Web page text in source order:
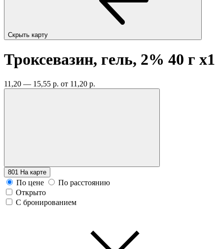
Скрыть карту
Троксевазин, гель, 2% 40 г x1
11,20 — 15,55 р. от 11,20 р.
801 На карте
По цене
По расстоянию
Открыто
С бронированием